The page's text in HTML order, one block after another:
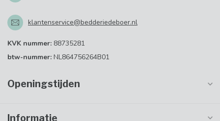
klantenservice@bedderiedeboer.nl
KVK nummer: 88735281
btw-nummer: NL864756264B01
Openingstijden
Informatie